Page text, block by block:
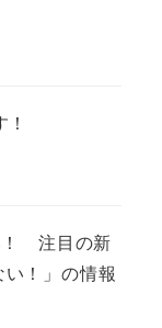
！ 注目の新
！」の情報